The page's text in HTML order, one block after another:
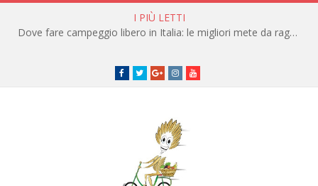
I PIÙ LETTI
Dove fare campeggio libero in Italia: le migliori mete da raggiungere in traghetto
Facebook
TwitterGoogle+instagramyoutube